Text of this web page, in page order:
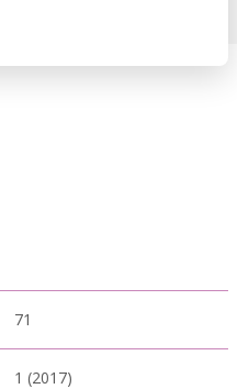
71
1 (2017)